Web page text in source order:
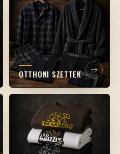
OTTHONI SZETTEK